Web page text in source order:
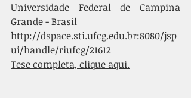
Universidade Federal de Campina
Grande - Brasil
http://dspace.sti.ufcg.edu.br:8080/jsp
ui/handle/riufcg/21612
Tese completa, clique aqui.